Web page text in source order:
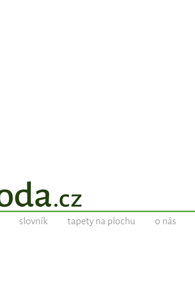
slovník tapety na plochu o nás